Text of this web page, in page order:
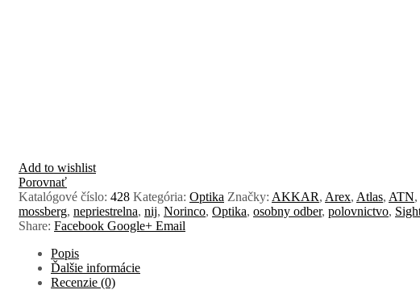
Add to wishlist
Porovnať
Katalógové číslo: 428 Kategória: Optika Značky: AKKAR, Arex, Atlas, ATN,
mossberg, nepriestrelna, nij, Norinco, Optika, osobny odber, polovnictvo,
Share: Facebook Google+ Email
Popis
Ďalšie informácie
Recenzie (0)